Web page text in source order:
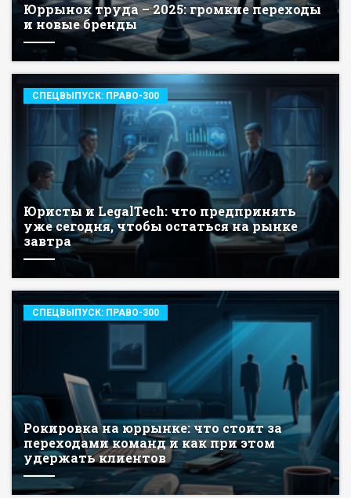
Юррынок труда – 2025: громкие переходы
и новые бренды
СПЕЦВЫПУСК: ПРАВО-300
Юристы и LegalTech: что предпринять
уже сегодня, чтобы остаться на рынке
завтра
СПЕЦВЫПУСК: ПРАВО-300
Рокировка на юррынке: что стоит за
переходами команд и как при этом
удержать клиентов